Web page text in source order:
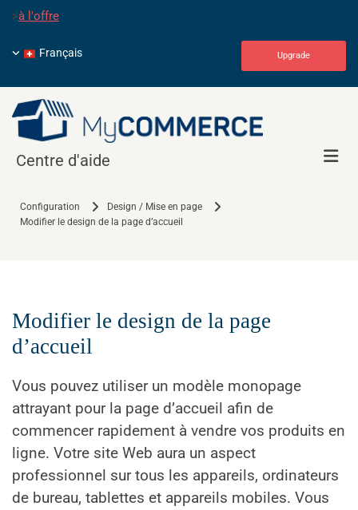
>à l'offre
Upgrade
Français
Centre d'aide
Configuration
Design / Mise en page
Modifier le design de la page d’accueil
Modifier le design de la page
d’accueil
Vous pouvez utiliser un modèle monopage
attrayant pour la page d’accueil afin de
commencer rapidement à vendre vos produits en
ligne. Votre site Web aura un aspect
professionnel sur tous les appareils, ordinateurs
de bureau, tablettes et appareils mobiles. Vous